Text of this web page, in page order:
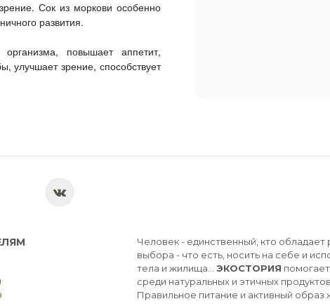
Сок из моркови особенно
развития.
повышает аппетит,
улучшает зрение, способствует
Человек - единственный, кто обладает
выбора - что есть, носить на себе и
тела и жилища... ЭКОСТОРИЯ
среди натуральных и этичных
Правильное питание и активный образ